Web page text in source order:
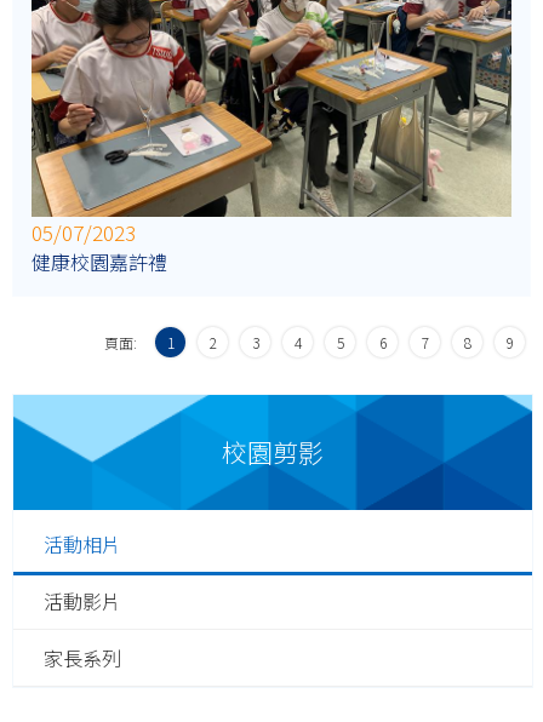
05/07/2023
健康校園嘉許禮
頁面: 1 2 3 4 5 6 7 8 9
校園剪影
活動相片
活動影片
家長系列